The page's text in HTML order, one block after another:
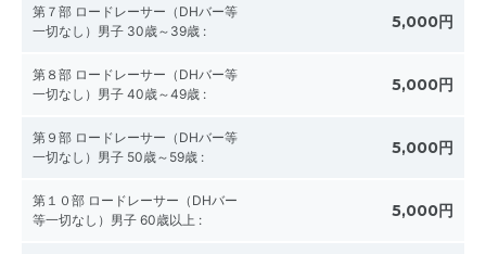
第７部 ロードレーサー（DHバー等
一切なし）男子 30歳～39歳 : 5,000円
第８部 ロードレーサー（DHバー等
一切なし）男子 40歳～49歳 : 5,000円
第９部 ロードレーサー（DHバー等
一切なし）男子 50歳～59歳 : 5,000円
第１０部 ロードレーサー（DHバー
等一切なし）男子 60歳以上 : 5,000円